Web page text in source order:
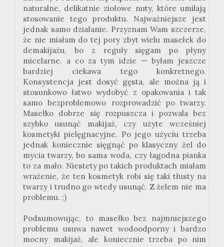
naturalne, delikatnie ziołowe nuty, które umilają
stosowanie tego produktu. Najważniejsze jest
jednak samo działanie. Przyznam Wam szczerze,
że nie miałam do tej pory zbyt wielu masełek do
demakijażu, bo z reguły sięgam po płyny
micelarne, a co za tym idzie — byłam jeszcze
bardziej ciekawa tego konkretnego.
Konsystencja jest dosyć gęsta, ale można ją i
stosunkowo łatwo wydobyć z opakowania i tak
samo bezproblemowo rozprowadzić po twarzy.
Masełko dobrze się rozpuszcza i pozwala bez
szybko usunąć makijaż, czy użyte wcześniej
kosmetyki pielęgnacyjne. Po jego użyciu trzeba
jednak koniecznie sięgnąć po klasyczny żel do
mycia twarzy, bo sama woda, czy łagodna pianka
to za mało. Niestety po takich produktach miałam
wrażenie, że ten kosmetyk robi się taki tłusty na
twarzy i trudno go wtedy usunąć. Z żelem nie ma
problemu. ;)
Podsumowując, to masełko bez najmniejszego
problemu usuwa nawet wodoodporny i bardzo
mocny makijaż, ale koniecznie trzeba po nim